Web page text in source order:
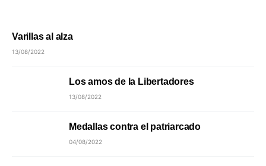
Varillas al alza
13/08/2022
Los amos de la Libertadores
13/08/2022
Medallas contra el patriarcado
04/08/2022